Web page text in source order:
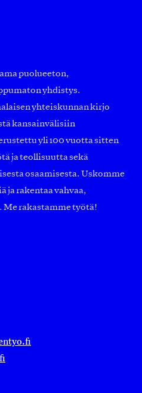
puolueeton,
yhdistys.
yhteiskunnan kirjo
kansainvälisiin
yli 100 vuotta sitten
ja teollisuutta sekä
osaamisesta. Uskomme
ja rakentaa vahvaa,
rakastamme työtä!